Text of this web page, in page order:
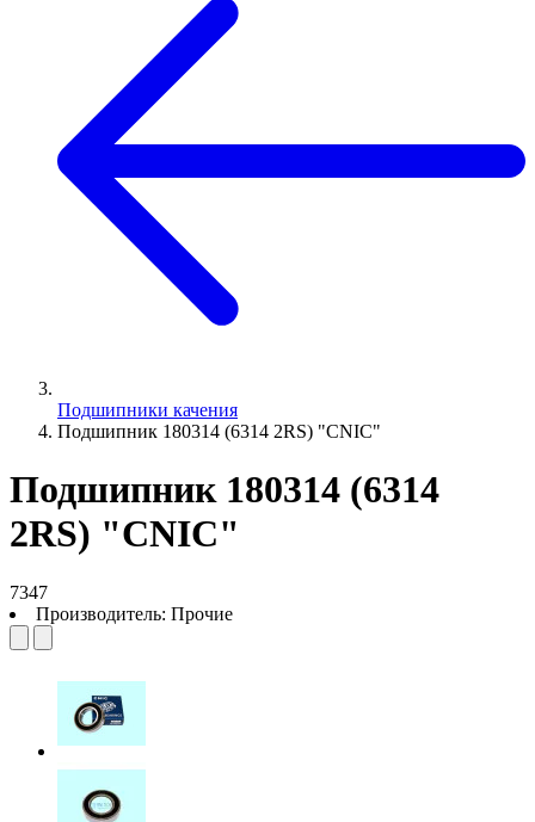
Подшипники качения
Подшипник 180314 (6314 2RS) "CNIC"
Подшипник 180314 (6314
2RS) "CNIC"
7347
Производитель: Прочие